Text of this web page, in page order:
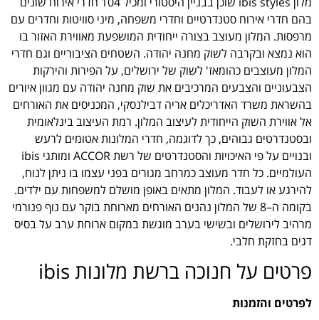
בהם חדרי אירוח סטנדרטיים וחדרי משפחה, מיני סוויטות וחדרים עם
מרפסות. המלון מעוצב בצורה ייחודית המושפעת מאווירת האזור בו
הוא נמצא ובקרבה לשוק מחנה יהודה. השטחים הציבוריים וגם חדרי
המלון מעוצבים כהומאז' לשוק של ירושלים, על הפירות והירקות
הצבעוניים והצבעים המרכיבים את שוק מחנה יהודה עם מגוון איורים
בהשראת משרד האדריכלים אריה דבילנסקי, המכניסים את האורחים
אל אווירת השוק הייחודית לעיצוב המלון. רמת העיצוב בינלאומית
ובסטנדרטים גבוהים, כך לדוגמה, חדרי המלונות אטומים לרעש
ובנויים על פי האיכויות והסטנדרטים של רשת ACCOR ומותגי ibis
העולמיים. כל חדר מעוצב כמרחב מגורים בפני עצמו בו ניתן לנוח,
להירגע או לעבוד. המלון מתאים באופן מושלם למשפחות עם ילדים.
בקומה ה–8 של המלון נהנים האורחים מארוחת בוקר עם נוף פנורמי
מרהיב לירושלים ובשישי בערב מוגשת במקום ארוחת ערב על בסיס
דגים בחזקת חלבי.
פרטים על חנוכה ברשת מלונות ibis
לפרטים והזמנות